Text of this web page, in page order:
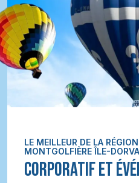
LE MEILLEUR DE LA
MONTGOLFIÈRE ÎLE-
CORPORATIF ET